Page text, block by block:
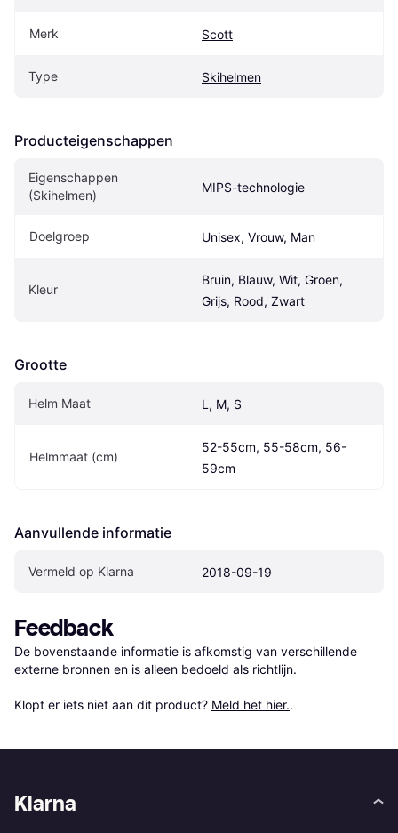
Merk Scott
Type Skihelmen
Producteigenschappen
Eigenschappen
(Skihelmen)
MIPS-technologie
Doelgroep Unisex, Vrouw, Man
Kleur
Bruin, Blauw, Wit, Groen,
Grijs, Rood, Zwart
Grootte
Helm Maat L, M, S
Helmmaat (cm)
52-55cm, 55-58cm, 56-
59cm
Aanvullende informatie
Vermeld op Klarna 2018-09-19
Feedback
De bovenstaande informatie is afkomstig van verschillende
externe bronnen en is alleen bedoeld als richtlijn.
Klopt er iets niet aan dit product? Meld het hier..
Klarna